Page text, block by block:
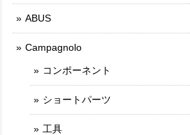
ABUS
Campagnolo
コンポーネント
ショートパーツ
工具